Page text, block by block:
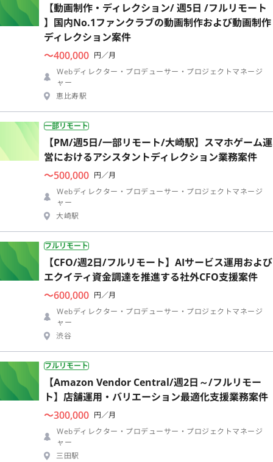
【動画制作・ディレクション/ 週5日 /フルリモート
】国内No.1ファンクラブの動画制作および動画制作
ディレクション案件
〜400,000 円／月
Webディレクター・プロデューサー・プロジェクトマネージ
ャー
恵比寿駅
一部リモート
【PM/週5日/一部リモート/大崎駅】スマホゲーム運
営におけるアシスタントディレクション業務案件
〜500,000 円／月
Webディレクター・プロデューサー・プロジェクトマネージ
ャー
大崎駅
フルリモート
【CFO/週2日/フルリモート】AIサービス運用および
エクイティ資金調達を推進する社外CFO支援案件
〜600,000 円／月
Webディレクター・プロデューサー・プロジェクトマネージ
ャー
渋谷
フルリモート
【Amazon Vendor Central/週2日～/フルリモー
ト】店舗運用・バリエーション最適化支援業務案件
〜300,000 円／月
Webディレクター・プロデューサー・プロジェクトマネージ
ャー
三田駅